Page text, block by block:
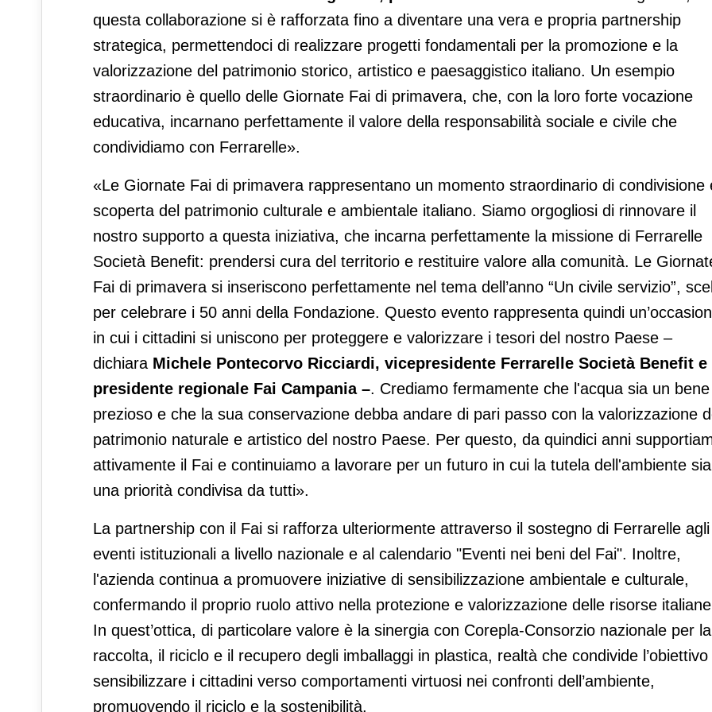
questa collaborazione si è rafforzata fino a diventare una vera e propria partnership
strategica, permettendoci di realizzare progetti fondamentali per la promozione e la
valorizzazione del patrimonio storico, artistico e paesaggistico italiano. Un esempio
straordinario è quello delle Giornate Fai di primavera, che, con la loro forte vocazione
educativa, incarnano perfettamente il valore della responsabilità sociale e civile che
condividiamo con Ferrarelle».
«Le Giornate Fai di primavera rappresentano un momento straordinario di condivisione
scoperta del patrimonio culturale e ambientale italiano. Siamo orgogliosi di rinnovare il
nostro supporto a questa iniziativa, che incarna perfettamente la missione di Ferrarelle
Società Benefit: prendersi cura del territorio e restituire valore alla comunità. Le
Fai di primavera si inseriscono perfettamente nel tema dell’anno “Un civile servizio”,
per celebrare i 50 anni della Fondazione. Questo evento rappresenta quindi
in cui i cittadini si uniscono per proteggere e valorizzare i tesori del nostro Paese –
dichiara Michele Pontecorvo Ricciardi, vicepresidente Ferrarelle Società Benefit e
presidente regionale Fai Campania –. Crediamo fermamente che l'acqua sia un bene
prezioso e che la sua conservazione debba andare di pari passo con la valorizzazione
patrimonio naturale e artistico del nostro Paese. Per questo, da quindici anni
attivamente il Fai e continuiamo a lavorare per un futuro in cui la tutela dell'ambiente sia
una priorità condivisa da tutti».
La partnership con il Fai si rafforza ulteriormente attraverso il sostegno di Ferrarelle agli
eventi istituzionali a livello nazionale e al calendario "Eventi nei beni del Fai". Inoltre,
l'azienda continua a promuovere iniziative di sensibilizzazione ambientale e culturale,
confermando il proprio ruolo attivo nella protezione e valorizzazione delle risorse
In quest’ottica, di particolare valore è la sinergia con Corepla-Consorzio nazionale per la
raccolta, il riciclo e il recupero degli imballaggi in plastica, realtà che condivide l’obiettivo
sensibilizzare i cittadini verso comportamenti virtuosi nei confronti dell’ambiente,
promuovendo il riciclo e la sostenibilità.